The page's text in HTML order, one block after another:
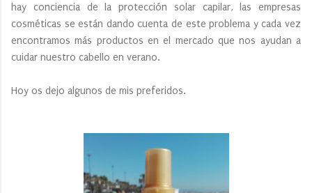
hay conciencia de la protección solar capilar, las empresas
cosméticas se están dando cuenta de este problema y cada vez
encontramos más productos en el mercado que nos ayudan a
cuidar nuestro cabello en verano.
Hoy os dejo algunos de mis preferidos.